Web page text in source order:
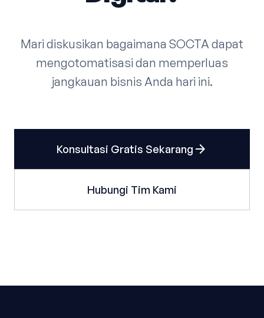
Mari diskusikan bagaimana SOCTA dapat
mengotomatisasi dan memperluas
jangkauan bisnis Anda hari ini.
Konsultasi Gratis Sekarang arrow_forward
Hubungi Tim Kami